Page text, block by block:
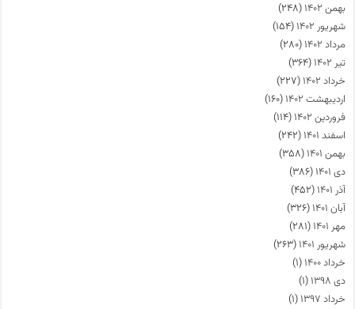
بهمن ۱۴۰۲
(۲۴۸)
شهریور ۱۴۰۲
(۱۵۴)
مرداد ۱۴۰۲
(۲۸۰)
تیر ۱۴۰۲
(۳۶۴)
خرداد ۱۴۰۲
(۲۲۷)
اردیبهشت ۱۴۰۲
(۱۶۰)
فروردین ۱۴۰۲
(۱۱۴)
اسفند ۱۴۰۱
(۲۴۲)
بهمن ۱۴۰۱
(۳۵۸)
دی ۱۴۰۱
(۳۸۶)
آذر ۱۴۰۱
(۴۵۲)
آبان ۱۴۰۱
(۳۲۶)
مهر ۱۴۰۱
(۲۸۱)
شهریور ۱۴۰۱
(۲۶۳)
خرداد ۱۴۰۰
(۱)
دی ۱۳۹۸
(۱)
خرداد ۱۳۹۷
(۱)